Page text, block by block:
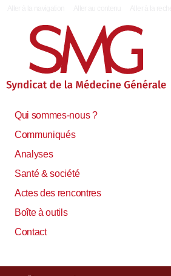
Qui sommes-nous ?
Communiqués
Analyses
Santé & société
Actes des rencontres
Boîte à outils
Contact